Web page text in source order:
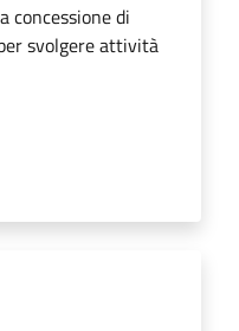
concessione di
svolgere attività